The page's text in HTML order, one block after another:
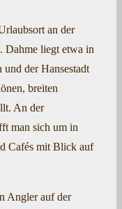
an der
Dahme liegt etwa in
der Hansestadt
breiten
An der
man sich um in
Cafés mit Blick auf
Angler auf der